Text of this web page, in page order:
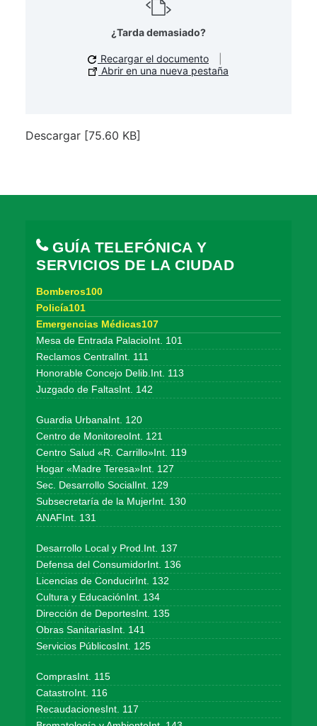
¿Tarda demasiado?
Recargar el documento
Abrir en una nueva pestaña
Descargar [75.60 KB]
GUÍA TELEFÓNICA Y
SERVICIOS DE LA CIUDAD
Bomberos100
Policía101
Emergencias Médicas107
Mesa de Entrada PalacioInt. 101
Reclamos CentralInt. 111
Honorable Concejo Delib.Int. 113
Juzgado de FaltasInt. 142
Guardia UrbanaInt. 120
Centro de MonitoreoInt. 121
Centro Salud «R. Carrillo»Int. 119
Hogar «Madre Teresa»Int. 127
Sec. Desarrollo SocialInt. 129
Subsecretaría de la MujerInt. 130
ANAFInt. 131
Desarrollo Local y Prod.Int. 137
Defensa del ConsumidorInt. 136
Licencias de ConducirInt. 132
Cultura y EducaciónInt. 134
Dirección de DeportesInt. 135
Obras SanitariasInt. 141
Servicios PúblicosInt. 125
ComprasInt. 115
CatastroInt. 116
RecaudacionesInt. 117